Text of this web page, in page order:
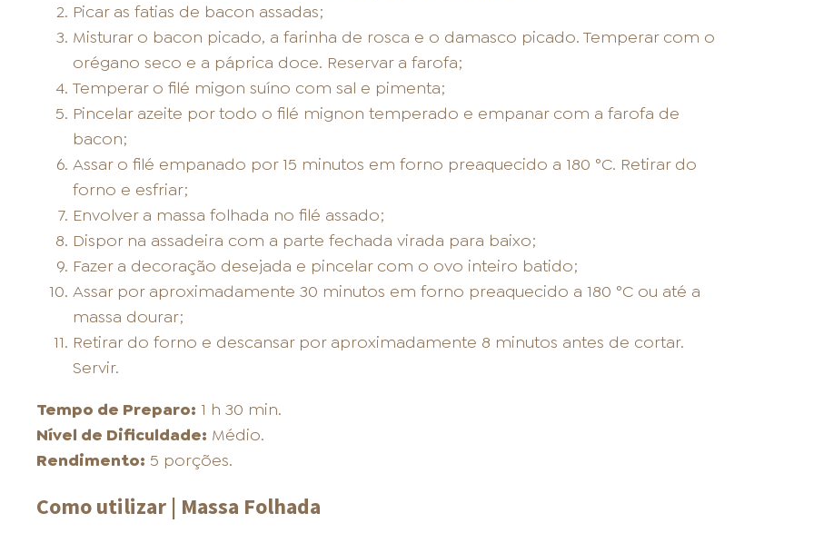
Picar as fatias de bacon assadas;
Misturar o bacon picado, a farinha de rosca e o damasco picado. Temperar com o
orégano seco e a páprica doce. Reservar a farofa;
Temperar o filé migon suíno com sal e pimenta;
Pincelar azeite por todo o filé mignon temperado e empanar com a farofa de
bacon;
Assar o filé empanado por 15 minutos em forno preaquecido a 180 °C. Retirar do
forno e esfriar;
Envolver a massa folhada no filé assado;
Dispor na assadeira com a parte fechada virada para baixo;
Fazer a decoração desejada e pincelar com o ovo inteiro batido;
Assar por aproximadamente 30 minutos em forno preaquecido a 180 °C ou até a
massa dourar;
Retirar do forno e descansar por aproximadamente 8 minutos antes de cortar.
Servir.
Tempo de Preparo: 1 h 30 min.
Nível de Dificuldade: Médio.
Rendimento: 5 porções.
Como utilizar | Massa Folhada